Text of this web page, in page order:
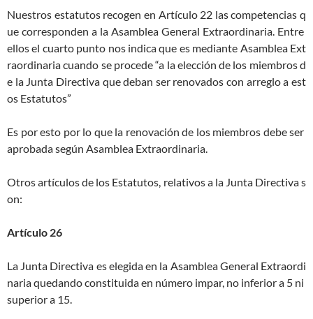
Nuestros estatutos recogen en Artículo 22 las competencias q
ue corresponden a la Asamblea General Extraordinaria. Entre
ellos el cuarto punto nos indica que es mediante Asamblea Ext
raordinaria cuando se procede “a la elección de los miembros d
e la Junta Directiva que deban ser renovados con arreglo a est
os Estatutos”
Es por esto por lo que la renovación de los miembros debe ser
aprobada según Asamblea Extraordinaria.
Otros artículos de los Estatutos, relativos a la Junta Directiva s
on:
Artículo 26
La Junta Directiva es elegida en la Asamblea General Extraordi
naria quedando constituida en número impar, no inferior a 5 ni
superior a 15.